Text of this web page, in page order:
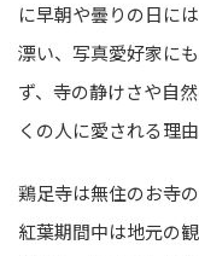
に早朝や曇りの日に
漂い、写真愛好家に
ず、寺の静けさや自
くの人に愛される理
鶏足寺は無住のお寺
紅葉期間中は地元の